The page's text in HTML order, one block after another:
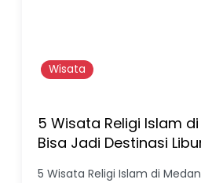
Wisata
5 Wisata Religi Islam
Bisa Jadi Destinasi
5 Wisata Religi Islam di